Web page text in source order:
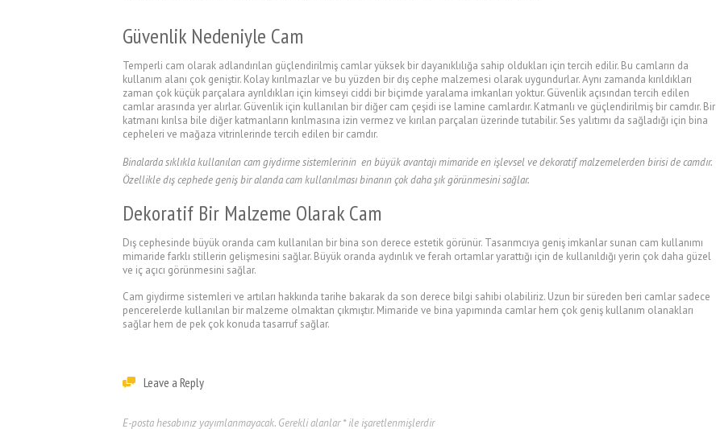
Güvenlik Nedeniyle Cam
Temperli cam olarak adlandırılan güçlendirilmiş camlar yüksek bir dayanıklılığa sahip oldukları için tercih edilir. Bu camların da
kullanım alanı çok geniştir. Kolay kırılmazlar ve bu yüzden bir dış cephe malzemesi olarak uygundurlar. Aynı zamanda kırıldıkları
zaman çok küçük parçalara ayrıldıkları için kimseyi ciddi bir biçimde yaralama imkanları yoktur. Güvenlik açısından tercih edilen
camlar arasında yer alırlar. Güvenlik için kullanılan bir diğer cam çeşidi ise lamine camlardır. Katmanlı ve güçlendirilmiş bir camdır. Bir
katmanı kırılsa bile diğer katmanların kırılmasına izin vermez ve kırılan parçaları üzerinde tutabilir. Ses yalıtımı da sağladığı için bina
cepheleri ve mağaza vitrinlerinde tercih edilen bir camdır.
Binalarda sıklıkla kullanılan cam giydirme sistemlerinin en büyük avantajı mimaride en işlevsel ve dekoratif malzemelerden birisi de camdır.
Özellikle dış cephede geniş bir alanda cam kullanılması binanın çok daha şık görünmesini sağlar.
Dekoratif Bir Malzeme Olarak Cam
Dış cephesinde büyük oranda cam kullanılan bir bina son derece estetik görünür. Tasarımcıya geniş imkanlar sunan cam kullanımı
mimaride farklı stillerin gelişmesini sağlar. Büyük oranda aydınlık ve ferah ortamlar yarattığı için de kullanıldığı yerin çok daha güzel
ve iç açıcı görünmesini sağlar.
Cam giydirme sistemleri ve artıları hakkında tarihe bakarak da son derece bilgi sahibi olabiliriz. Uzun bir süreden beri camlar sadece
pencerelerde kullanılan bir malzeme olmaktan çıkmıştır. Mimaride ve bina yapımında camlar hem çok geniş kullanım olanakları
sağlar hem de pek çok konuda tasarruf sağlar.
Leave a Reply
E-posta hesabınız yayımlanmayacak. Gerekli alanlar*ile işaretlenmişlerdir